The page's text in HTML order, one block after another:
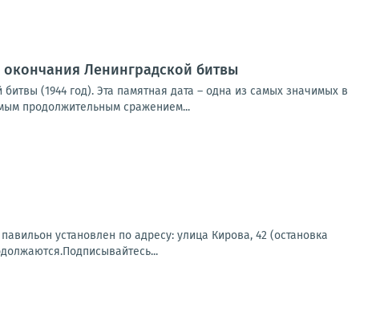
Ленинградской битвы
(1944 год). Эта памятная дата – одна из самых значимых в
продолжительным сражением...
установлен по адресу: улица Кирова, 42 (остановка